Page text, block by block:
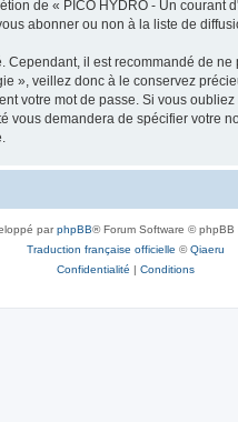
de « PICO HYDRO - Un
abonner ou non à la liste de
il est recommandé de
», veillez donc à le conservez
votre mot de passe. Si vous
demandera de spécifier votre
parphpBB® Forum Software © phpBB
Traduction française officielle ©Qiaeru
Confidentialité | Conditions